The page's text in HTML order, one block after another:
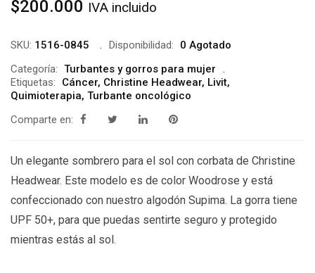
$200.000 IVA incluido
SKU: 1516-0845 Disponibilidad:
0 Agotado
Categoría: Turbantes y gorros para mujer
Etiquetas:
Cáncer, Christine Headwear, Livit,
Quimioterapia, Turbante oncológico
Comparte en:
Un elegante sombrero para el sol con corbata de Christine
Headwear. Este modelo es de color Woodrose y está
confeccionado con nuestro algodón Supima. La gorra tiene
UPF 50+, para que puedas sentirte seguro y protegido
mientras estás al sol.